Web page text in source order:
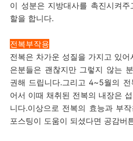
이 성분은 지방대사를 촉진시켜
할을 합니다.
전복부작용
전복은 차가운 성질을 가지고 있
은분들은 괜찮지만 그렇지 않는
권해 드립니다.그리고 4~5월의
어서 이때 채취된 전복의 내장은
니다.이상으로 전복의 효능과 부
포스팅이 도움이 되셨다면 공감버